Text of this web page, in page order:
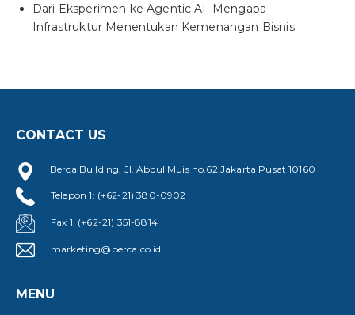
Dari Eksperimen ke Agentic AI: Mengapa
Infrastruktur Menentukan Kemenangan Bisnis
CONTACT US
Berca Building, Jl. Abdul Muis no.62 Jakarta Pusat 10160
Telepon 1: (+62-21) 380-0902
Fax 1: (+62-21) 351-8814
marketing@berca.co.id
MENU